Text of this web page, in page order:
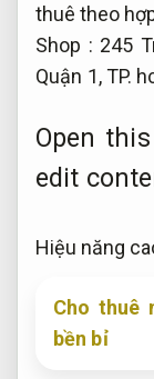
thuê theo
Shop : 245
Quận 1, TP.
Open
edit
Hiệu năng
Cho thuê
bền bỉ